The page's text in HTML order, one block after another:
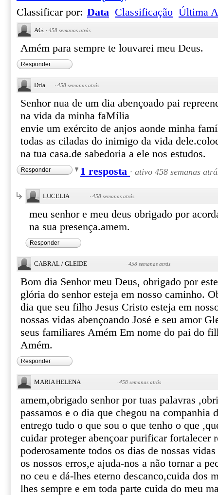
Classificar por: Data Classificação Última
AG. · 458 semanas atrás
Amém para sempre te louvarei meu Deus.
Responder
Dria · 458 semanas atrás
Senhor nua de um dia abençoado pai
na vida da minha faMília
envie um exército de anjos aonde minha
todas as ciladas do inimigo da vida
na tua casa.de sabedoria a ele nos estudos.
Responder 1 resposta · ativo 458 semanas
LUCELIA · 458 semanas atrás
meu senhor e meu deus obrigado por
na sua presença.amem.
Responder
CABRAL / GLEIDE · 458 semanas atrás
Bom dia Senhor meu Deus, obrigado por
glória do senhor esteja em nosso caminho.
dia que seu filho Jesus Cristo esteja em
nossas vidas abençoando José e seu amor
seus familiares Amém Em nome do pai do
Amém.
Responder
MARIA HELENA · 458 semanas atrás
amem,obrigado senhor por tuas palavras
passamos e o dia que chegou na companhia
entrego tudo o que sou o que tenho o que
cuidar proteger abençoar purificar fortalecer
poderosamente todos os dias de nossas
os nossos erros,e ajuda-nos a não tornar a
no ceu e dá-lhes eterno descanco,cuida dos
lhes sempre e em toda parte cuida do meu